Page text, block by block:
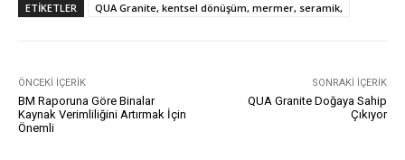
ETIKETLER QUA Granite, kentsel dönüşüm, mermer, seramik,
ÖNCEKI İÇERIK
BM Raporuna Göre Binalar
Kaynak Verimliliğini Artırmak İçin
Önemli
SONRAKI İÇERIK
QUA Granite Doğaya Sahip
Çıkıyor